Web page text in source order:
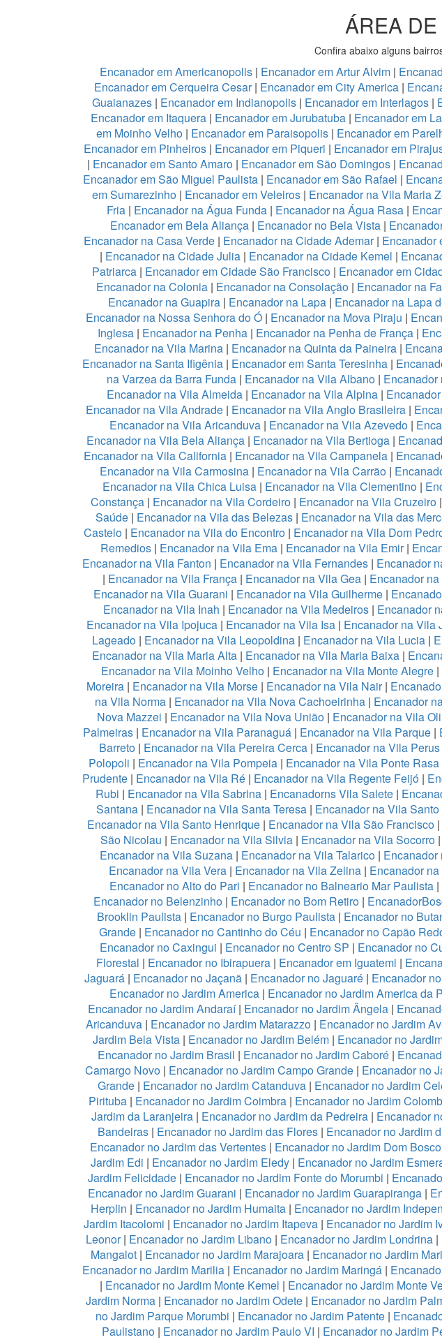
ÁREA
Confira abaixo alguns
Encanador em Americanopolis | Encanador em Artur Alvim |
Encanador em Cerqueira Cesar| Encanador em City America |
Guaianazes | Encanador em Indianopolis | Encanador em Interlagos |
Encanador em Itaquera| Encanador em Jurubatuba| Encanador em
em Moinho Velho | Encanador em Paraisopolis| Encanador em
Encanador em Pinheiros | Encanador em Piqueri | Encanador em
| Encanador em Santo Amaro| Encanador em São Domingos|
Encanador em São Miguel Paulista | Encanador em São Rafael |
em Sumarezinho| Encanador em Veleiros| Encanador na Vila Maria
Fria| Encanador na Água Funda| Encanador na Água Rasa |
Encanador em Bela Aliança | Encanador no Bela Vista|
Encanador na Casa Verde| Encanador na Cidade Ademar| Encanador
| Encanador na Cidade Julia | Encanador na Cidade Kemel |
Patriarca| Encanador em Cidade São Francisco | Encanador em
Encanador na Colonia | Encanador na Consolação | Encanador na
Encanador na Guapira | Encanador na Lapa | Encanador na Lapa
Encanador na Nossa Senhora do Ó| Encanador na Mova Piraju |
Inglesa | Encanador na Penha| Encanador na Penha de França |
Encanador na Vila Marina| Encanador na Quinta da Paineira|
Encanador na Santa Ifigênia | Encanador em Santa Teresinha|
na Varzea da Barra Funda | Encanador na Vila Albano |
Encanador na Vila Almeida | Encanador na Vila Alpina |
Encanador na Vila Andrade | Encanador na Vila Anglo Brasileira |
Encanador na Vila Aricanduva| Encanador na Vila Azevedo|
Encanador na Vila Bela Aliança | Encanador na Vila Bertioga |
Encanador na Vila California | Encanador na Vila Campanela |
Encanador na Vila Carmosina | Encanador na Vila Carrão |
Encanador na Vila Chica Luisa | Encanador na Vila Clementino|
Constança | Encanador na Vila Cordeiro | Encanador na Vila Cruzeiro |
Saúde | Encanador na Vila das Belezas | Encanador na Vila das
Castelo| Encanador na Vila do Encontro| Encanador na Vila Dom
Remedios | Encanador na Vila Ema | Encanador na Vila Emir|
Encanador na Vila Fanton | Encanador na Vila Fernandes | Encanador
| Encanador na Vila França| Encanador na Vila Gea| Encanador
Encanador na Vila Guarani | Encanador na Vila Guilherme|
Encanador na Vila Inah | Encanador na Vila Medeiros| Encanador
Encanador na Vila Ipojuca| Encanador na Vila Isa| Encanador na Vila
Lageado| Encanador na Vila Leopoldina| Encanador na Vila Lucia|
Encanador na Vila Maria Alta| Encanador na Vila Maria Baixa|
Encanador na Vila Moinho Velho | Encanador na Vila Monte Alegre |
Moreira| Encanador na Vila Morse| Encanador na Vila Nair|
na Vila Norma | Encanador na Vila Nova Cachoeirinha | Encanador
Nova Mazzei | Encanador na Vila Nova União| Encanador na Vila
Palmeiras | Encanador na Vila Paranaguá | Encanador na Vila Parque |
Barreto| Encanador na Vila Pereira Cerca| Encanador na Vila Perus
Polopoli | Encanador na Vila Pompeia| Encanador na Vila Ponte Rasa
Prudente| Encanador na Vila Ré| Encanador na Vila Regente Feijó|
Rubi | Encanador na Vila Sabrina | Encanadorns Vila Salete |
Santana | Encanador na Vila Santa Teresa | Encanador na Vila
Encanador na Vila Santo Henrique| Encanador na Vila São Francisco|
São Nicolau | Encanador na Vila Silvia| Encanador na Vila Socorro|
Encanador na Vila Suzana| Encanador na Vila Talarico| Encanador
Encanador na Vila Vera | Encanador na Vila Zelina | Encanador
Encanador no Alto do Pari | Encanador no Balneario Mar Paulista |
Encanador no Belenzinho| Encanador no Bom Retiro|
Brooklin Paulista | Encanador no Burgo Paulista | Encanador no
Grande | Encanador no Cantinho do Céu | Encanador no Capão
Encanador no Caxingui | Encanador no Centro SP | Encanador no
Florestal | Encanador no Ibirapuera | Encanador em Iguatemi |
Jaguará | Encanador no Jaçanã | Encanador no Jaguaré | Encanador
Encanador no Jardim America | Encanador no Jardim America da
Encanador no Jardim Andaraí| Encanador no Jardim Ângela |
Aricanduva| Encanador no Jardim Matarazzo| Encanador no Jardim
Jardim Bela Vista | Encanador no Jardim Belém | Encanador no
Encanador no Jardim Brasil | Encanador no Jardim Caboré|
Camargo Novo | Encanador no Jardim Campo Grande | Encanador no
Grande | Encanador no Jardim Catanduva | Encanador no Jardim
Pirituba| Encanador no Jardim Coimbra| Encanador no Jardim
Jardim da Laranjeira| Encanador no Jardim da Pedreira| Encanador
Bandeiras | Encanador no Jardim das Flores | Encanador no Jardim
Encanador no Jardim das Vertentes | Encanador no Jardim Dom Bosco
Jardim Edi | Encanador no Jardim Eledy | Encanador no Jardim
Jardim Felicidade| Encanador no Jardim Fonte do Morumbi |
Encanador no Jardim Guarani | Encanador no Jardim Guarapiranga |
Herplin | Encanador no Jardim Humaita| Encanador no Jardim
Jardim Itacolomi | Encanador no Jardim Itapeva| Encanador no Jardim
Leonor| Encanador no Jardim Libano | Encanador no Jardim Londrina |
Mangalot | Encanador no Jardim Marajoara | Encanador no Jardim
Encanador no Jardim Marilia| Encanador no Jardim Maringá|
| Encanador no Jardim Monte Kemel | Encanador no Jardim Monte
Jardim Norma| Encanador no Jardim Odete| Encanador no Jardim
no Jardim Parque Morumbi | Encanador no Jardim Patente |
Paulistano| Encanador no Jardim Paulo VI | Encanador no Jardim